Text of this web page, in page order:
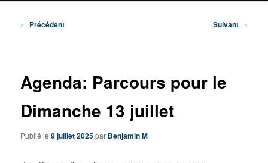
Navigation
← Précédent Suivant →
Agenda: Parcours pour le
Dimanche 13 juillet
Publié le9 juillet 2025par Benjamin M